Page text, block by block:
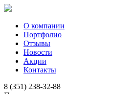
О компании
Портфолио
Отзывы
Новости
Акции
Контакты
8 (351) 238-32-88